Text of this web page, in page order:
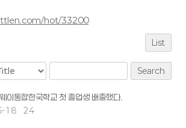
hot/33200
List
Search
이통합한국학교 첫 졸업생 배출했다.
18 24